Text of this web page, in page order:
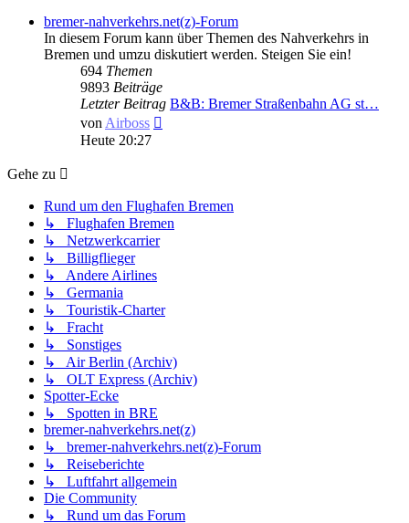
bremer-nahverkehrs.net(z)-Forum
In diesem Forum kann über Themen des Nahverkehrs in
Bremen und umzu diskutiert werden. Steigen Sie ein!
694 Themen
9893 Beiträge
Letzter Beitrag B&B: Bremer Straßenbahn AG st…
von Airboss
Heute 20:27
Gehe zu
Rund um den Flughafen Bremen
↳ Flughafen Bremen
↳ Netzwerkcarrier
↳ Billigflieger
↳ Andere Airlines
↳ Germania
↳ Touristik-Charter
↳ Fracht
↳ Sonstiges
↳ Air Berlin (Archiv)
↳ OLT Express (Archiv)
Spotter-Ecke
↳ Spotten in BRE
bremer-nahverkehrs.net(z)
↳ bremer-nahverkehrs.net(z)-Forum
↳ Reiseberichte
↳ Luftfahrt allgemein
Die Community
↳ Rund um das Forum